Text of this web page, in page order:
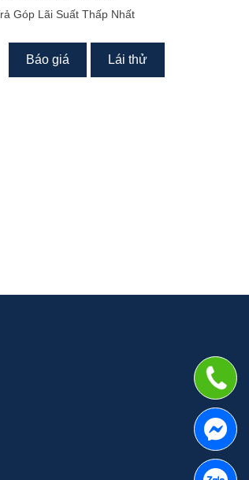
Góp Lãi Suất Thấp Nhất
Báo giá Lái thử